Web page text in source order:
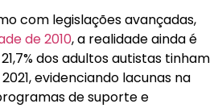
com legislações avançadas,
de 2010, a realidade ainda é
dos adultos autistas tinham
evidenciando lacunas na
de suporte e